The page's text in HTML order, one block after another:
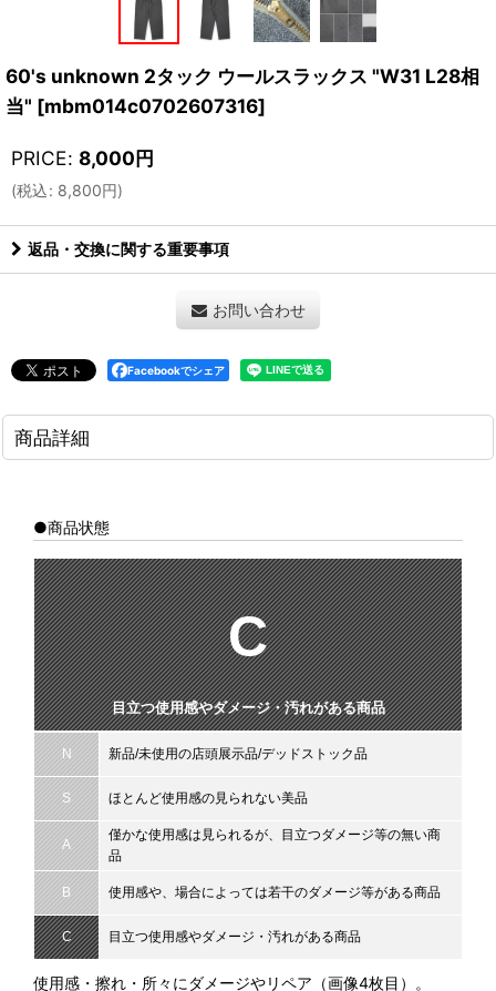
60's unknown 2タック ウールスラックス "W31 L28相
当" [mbm014c0702607316]
PRICE: 8,000円
(税込: 8,800円)
返品・交換に関する重要事項
お問い合わせ
Facebookでシェア
商品詳細
●商品状態
C
目立つ使用感やダメージ・汚れがある商品
N 新品/未使用の店頭展示品/デッドストック品
S ほとんど使用感の見られない美品
A
僅かな使用感は見られるが、目立つダメージ等の無い商
品
B 使用感や、場合によっては若干のダメージ等がある商品
C 目立つ使用感やダメージ・汚れがある商品
使用感・擦れ・所々にダメージやリペア（画像4枚目）。